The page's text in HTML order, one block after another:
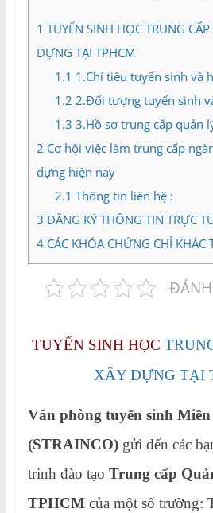
Miền
1 TUYỂN SINH HỌC TRUNG
DỰNG TẠI TPHCM
1.1 1.Chỉ tiêu tuyển sinh và
1.2 2.Đối tượng tuyển sinh
1.3 3.Hồ sơ trung cấp quản
2 Cơ hội việc làm trung cấp
dựng hiện nay
2.1 Thông tin liên hệ :
3 ĐĂNG KÝ THÔNG TIN TRỰC
4CÁC KHÓA CHỨNG CHỈ KHÁC
ĐÁNH
TUYỂN SINH HỌC
XÂY DỰNG TẠI
Văn phòng tuyển sinh
(STRAINCO)gửi đến các
trinh đào tạo Trung cấp
TPHCMcủa một số trường: